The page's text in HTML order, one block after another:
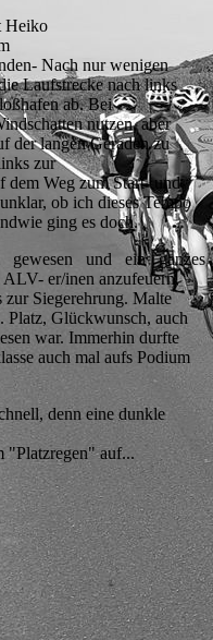
Heiko
Nach nur wenigen
Laufstrecke nach links
ab. Bei
nutzen, aber
der langen Geraden zu
zur
dem Weg zum Start- und
ob ich dieses Tempo
ging es doch.
und ein
ALV- er/inen anzufeuern,
Siegerehrung. Malte
Platz, Glückwunsch, auch
war. Immerhin durfte
auch mal aufs Podium
denn eine dunkle
"Platzregen" auf...